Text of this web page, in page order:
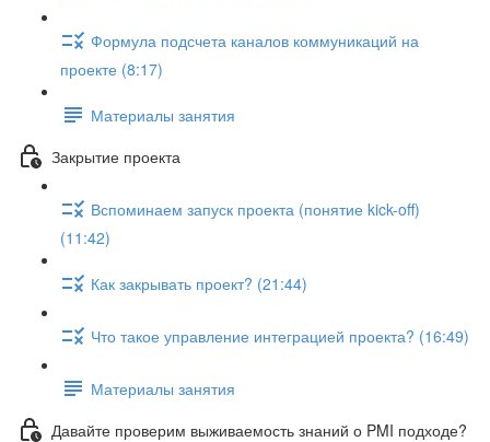
Формула подсчета каналов коммуникаций на
проекте (8:17)
Материалы занятия
Закрытие проекта
Вспоминаем запуск проекта (понятие kick-off)
(11:42)
Как закрывать проект? (21:44)
Что такое управление интеграцией проекта? (16:49)
Материалы занятия
Давайте проверим выживаемость знаний о PMI подходе?